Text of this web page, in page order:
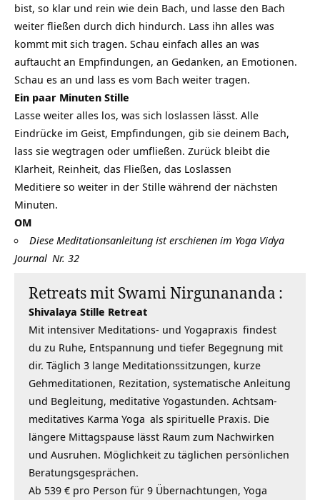
bist, so klar und rein wie dein Bach, und lasse den Bach
weiter fließen durch dich hindurch. Lass ihn alles was
kommt mit sich tragen. Schau einfach alles an was
auftaucht an Empfindungen, an Gedanken, an Emotionen.
Schau es an und lass es vom Bach weiter tragen.
Ein paar Minuten Stille
Lasse weiter alles los, was sich loslassen lässt. Alle
Eindrücke im Geist, Empfindungen, gib sie deinem Bach,
lass sie wegtragen oder umfließen. Zurück bleibt die
Klarheit, Reinheit, das Fließen, das Loslassen
Meditiere so weiter in der Stille während der nächsten
Minuten.
OM
Diese Meditationsanleitung ist erschienen im Yoga Vidya
Journal Nr. 32
Retreats mit Swami Nirgunananda :
Shivalaya Stille Retreat
Mit intensiver Meditations- und Yogapraxis findest
du zu Ruhe, Entspannung und tiefer Begegnung mit
dir. Täglich 3 lange Meditationssitzungen, kurze
Gehmeditationen, Rezitation, systematische Anleitung
und Begleitung, meditative Yogastunden. Achtsam-
meditatives Karma Yoga als spirituelle Praxis. Die
längere Mittagspause lässt Raum zum Nachwirken
und Ausruhen. Möglichkeit zu täglichen persönlichen
Beratungsgesprächen.
Ab 539 € pro Person für 9 Übernachtungen, Yoga